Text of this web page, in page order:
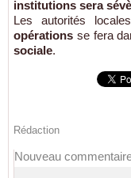
institutions sera
Les autorités
opérations se fera
sociale.
Rédaction
Nouveau